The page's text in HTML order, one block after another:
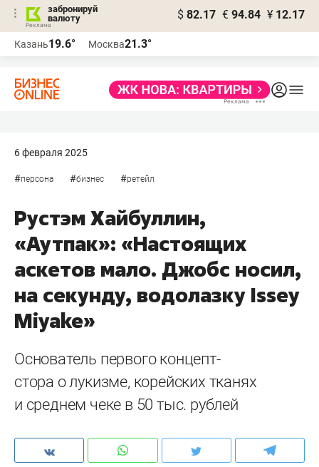
забронируй
валюту
$ 82.17 € 94.84 ¥ 12.17
Казань19.6° Москва21.3°
6 февраля 2025
#персона #бизнес #ретейл
Рустэм Хайбуллин,
«Аутпак»: «Настоящих
аскетов мало. Джобс носил,
на секунду, водолазку Issey
Miyake»
Основатель первого концепт-
стора о лукизме, корейских тканях
и среднем чеке в 50 тыс. рублей